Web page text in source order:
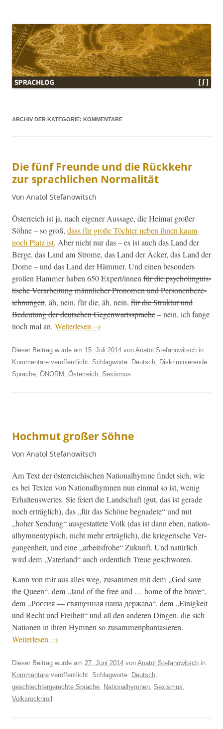
ARCHIV DER KATEGORIE: KOMMENTARE
Die fünf Freunde und die Rückkehr
zur sprachlichen Normalität
Von Anatol Stefanowitsch
Öster­re­ich ist ja, nach eigen­er Aus­sage, die Heimat großer
Söhne – so groß, dass für große Töchter neben ihnen kaum
noch Platz ist. Aber nicht nur das – es ist auch das Land der
Berge, das Land am Strome, das Land der Äck­er, das Land der
Dome – und das Land der Häm­mer. Und einen beson­ders
großen Ham­mer haben 650 Expert/innenfür die psy­cholin­guis­
tis­che Ver­ar­beitung männlich­er Pronomen und Per­so­n­en­beze­
ich­nun­gen, äh, nein, für die, äh, nein, für die Struk­tur und
Bedeu­tung der deutschen Gegen­wartssprache– nein, ich fange
noch mal an. Weit­er­lesen →
Dieser Beitrag wurde am 15. Juli 2014 von Anatol Stefanowitsch in
Kommentare veröffentlicht. Schlagworte: Deutsch
Diskriminierende
Sprache ÖNORM Österreich Sexismus
Hochmut großer Söhne
Von Anatol Stefanowitsch
Am Text der öster­re­ichis­chen Nation­al­hymne find­et sich, wie
es bei Tex­ten von Nation­al­hym­nen nun ein­mal so ist, wenig
Erhal­tenswertes. Sie feiert die Land­schaft (gut, das ist ger­ade
noch erträglich), das „für das Schöne beg­nadete“ und mit
„hoher Sendung“ aus­ges­tat­tete Volk (das ist dann eben, nation­
al­hym­nen­typ­isch, nicht mehr erträglich), die kriegerische Ver­
gan­gen­heit, und eine „arbeits­fro­he“ Zukun­ft. Und natür­lich
wird dem „Vater­land“ auch ordentlich Treue geschworen.
Kann von mir aus alles weg, zusam­men mit dem „God save
the Queen“, dem „land of the free and … home of the brave“,
dem „Россия — священная наша держава“, dem „Einigkeit
und Recht und Frei­heit“ und all den anderen Din­gen, die sich
Natio­nen in ihren Hym­nen so zusam­men­phan­tasieren.
Weit­er­lesen →
Dieser Beitrag wurde am 27. Juni 2014 von Anatol Stefanowitsch in
Kommentare veröffentlicht. Schlagworte: Deutsch
geschlechtergerechte Sprache
Nationalhymnen Sexismus
Volksrocknroll